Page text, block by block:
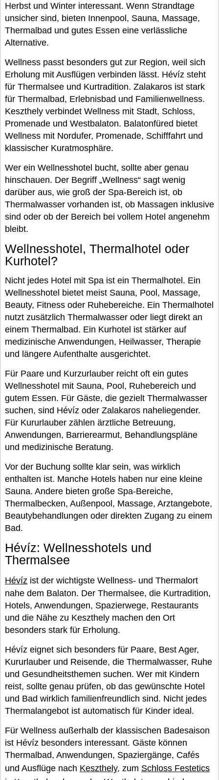
Herbst und Winter interessant. Wenn Strandtage
unsicher sind, bieten Innenpool, Sauna, Massage,
Thermalbad und gutes Essen eine verlässliche
Alternative.
Wellness passt besonders gut zur Region, weil sich
Erholung mit Ausflügen verbinden lässt. Hévíz steht
für Thermalsee und Kurtradition. Zalakaros ist stark
für Thermalbad, Erlebnisbad und Familienwellness.
Keszthely verbindet Wellness mit Stadt, Schloss,
Promenade und Westbalaton. Balatonfüred bietet
Wellness mit Nordufer, Promenade, Schifffahrt und
klassischer Kuratmosphäre.
Wer ein Wellnesshotel bucht, sollte aber genau
hinschauen. Der Begriff „Wellness“ sagt wenig
darüber aus, wie groß der Spa-Bereich ist, ob
Thermalwasser vorhanden ist, ob Massagen inklusive
sind oder ob der Bereich bei vollem Hotel angenehm
bleibt.
Wellnesshotel, Thermalhotel oder
Kurhotel?
Nicht jedes Hotel mit Spa ist ein Thermalhotel. Ein
Wellnesshotel bietet meist Sauna, Pool, Massage,
Beauty, Fitness oder Ruhebereiche. Ein Thermalhotel
nutzt zusätzlich Thermalwasser oder liegt direkt an
einem Thermalbad. Ein Kurhotel ist stärker auf
medizinische Anwendungen, Heilwasser, Therapie
und längere Aufenthalte ausgerichtet.
Für Paare und Kurzurlauber reicht oft ein gutes
Wellnesshotel mit Sauna, Pool, Ruhebereich und
gutem Essen. Für Gäste, die gezielt Thermalwasser
suchen, sind Hévíz oder Zalakaros naheliegender.
Für Kururlauber zählen ärztliche Betreuung,
Anwendungen, Barrierearmut, Behandlungspläne
und medizinische Beratung.
Vor der Buchung sollte klar sein, was wirklich
enthalten ist. Manche Hotels haben nur eine kleine
Sauna. Andere bieten große Spa-Bereiche,
Thermalbecken, Außenpool, Massage, Arztangebote,
Beautybehandlungen oder direkten Zugang zu einem
Bad.
Hévíz: Wellnesshotels und
Thermalsee
Hévíz ist der wichtigste Wellness- und Thermalort
nahe dem Balaton. Der Thermalsee, die Kurtradition,
Hotels, Anwendungen, Spazierwege, Restaurants
und die Nähe zu Keszthely machen den Ort
besonders stark für Erholung.
Hévíz eignet sich besonders für Paare, Best Ager,
Kururlauber und Reisende, die Thermalwasser, Ruhe
und Gesundheitsthemen suchen. Wer mit Kindern
reist, sollte genau prüfen, ob das gewünschte Hotel
und Bad wirklich familienfreundlich sind. Nicht jedes
Thermalangebot ist automatisch für Kinder ideal.
Für Wellness außerhalb der klassischen Badesaison
ist Hévíz besonders interessant. Gäste können
Thermalbad, Anwendungen, Spaziergänge, Cafés
und Ausflüge nach Keszthely, zum Schloss Festetics